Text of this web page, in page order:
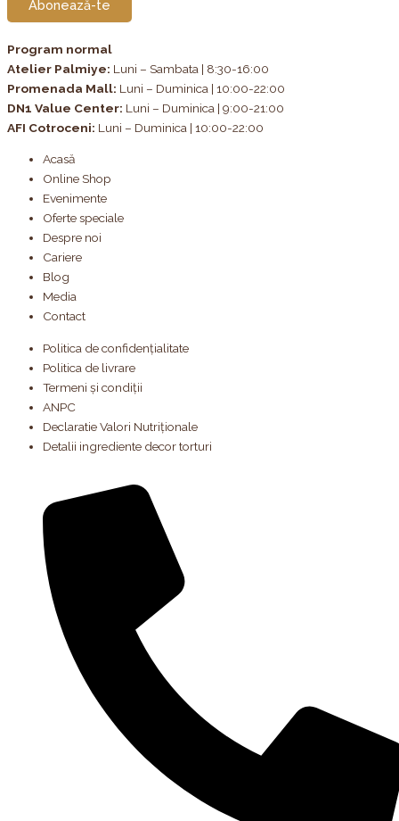
Abonează-te
Program normal
Atelier Palmiye: Luni – Sambata | 8:30-16:00
Promenada Mall: Luni – Duminica | 10:00-22:00
DN1 Value Center: Luni – Duminica | 9:00-21:00
AFI Cotroceni: Luni – Duminica | 10:00-22:00
Acasă
Online Shop
Evenimente
Oferte speciale
Despre noi
Cariere
Blog
Media
Contact
Politica de confidențialitate
Politica de livrare
Termeni și condiții
ANPC
Declaratie Valori Nutriționale
Detalii ingrediente decor torturi